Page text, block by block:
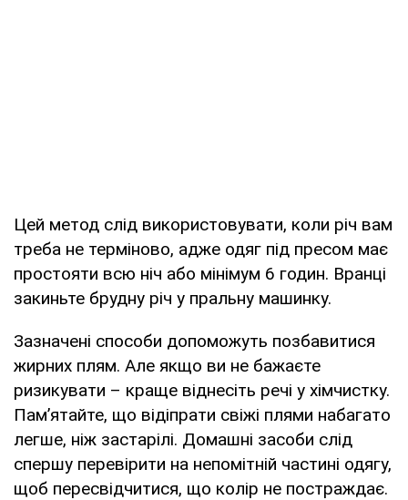
Цей метод слід використовувати, коли річ вам
треба не терміново, адже одяг під пресом має
простояти всю ніч або мінімум 6 годин. Вранці
закиньте брудну річ у пральну машинку.
Зазначені способи допоможуть позбавитися
жирних плям. Але якщо ви не бажаєте
ризикувати – краще віднесіть речі у хімчистку.
Пам’ятайте, що відіпрати свіжі плями набагато
легше, ніж застарілі. Домашні засоби слід
спершу перевірити на непомітній частині одягу,
щоб пересвідчитися, що колір не постраждає.